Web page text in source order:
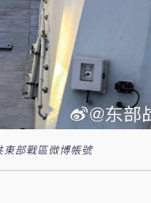
部戰區微博帳號